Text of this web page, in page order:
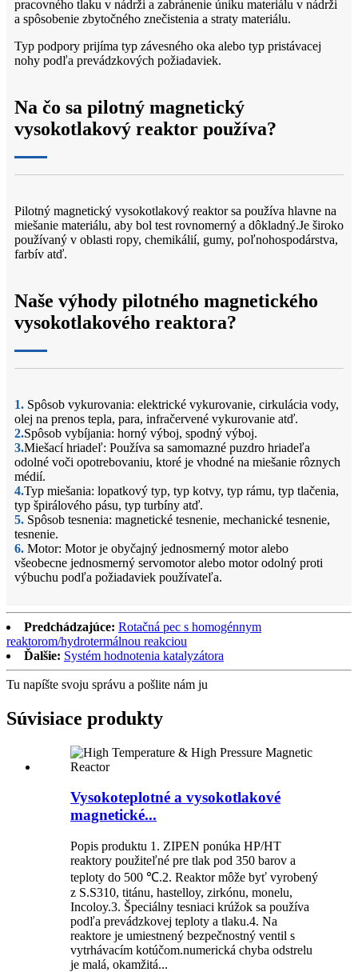
pracovného tlaku v nádrži a zabránenie úniku materiálu v nádrži
a spôsobenie zbytočného znečistenia a straty materiálu.
Typ podpory prijíma typ závesného oka alebo typ pristávacej
nohy podľa prevádzkových požiadaviek.
Na čo sa pilotný magnetický
vysokotlakový reaktor používa?
Pilotný magnetický vysokotlakový reaktor sa používa hlavne na
miešanie materiálu, aby bol test rovnomerný a dôkladný.Je široko
používaný v oblasti ropy, chemikálií, gumy, poľnohospodárstva,
farbív atď.
Naše výhody pilotného magnetického
vysokotlakového reaktora?
1. Spôsob vykurovania: elektrické vykurovanie, cirkulácia vody,
olej na prenos tepla, para, infračervené vykurovanie atď.
2.Spôsob vybíjania: horný výboj, spodný výboj.
3.Miešací hriadeľ: Používa sa samomazné puzdro hriadeľa
odolné voči opotrebovaniu, ktoré je vhodné na miešanie rôznych
médií.
4.Typ miešania: lopatkový typ, typ kotvy, typ rámu, typ tlačenia,
typ špirálového pásu, typ turbíny atď.
5. Spôsob tesnenia: magnetické tesnenie, mechanické tesnenie,
tesnenie.
6. Motor: Motor je obyčajný jednosmerný motor alebo
všeobecne jednosmerný servomotor alebo motor odolný proti
výbuchu podľa požiadaviek používateľa.
Predchádzajúce: Rotačná pec s homogénnym
reaktorom/hydrotermálnou reakciou
Ďalšie: Systém hodnotenia katalyzátora
Tu napíšte svoju správu a pošlite nám ju
Súvisiace produkty
Vysokoteplotné a vysokotlakové
magnetické...
Popis produktu 1. ZIPEN ponúka HP/HT
reaktory použiteľné pre tlak pod 350 barov a
teploty do 500 ℃.2. Reaktor môže byť vyrobený
z S.S310, titánu, hastelloy, zirkónu, monelu,
Incoloy.3. Špeciálny tesniaci krúžok sa používa
podľa prevádzkovej teploty a tlaku.4. Na
reaktore je umiestnený bezpečnostný ventil s
vytrhávacím kotúčom.numerická chyba odstrelu
je malá, okamžitá...